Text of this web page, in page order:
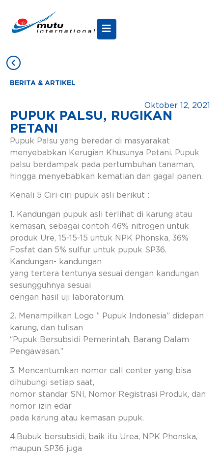
BERITA & ARTIKEL
Oktober 12, 2021
PUPUK PALSU, RUGIKAN
PETANI
Pupuk Palsu yang beredar di masyarakat
menyebabkan Kerugian Khusunya Petani. Pupuk
palsu berdampak pada pertumbuhan tanaman,
hingga menyebabkan kematian dan gagal panen.
Kenali 5 Ciri-ciri pupuk asli berikut :
1. Kandungan pupuk asli terlihat di karung atau
kemasan, sebagai contoh 46% nitrogen untuk
produk Ure, 15-15-15 untuk NPK Phonska, 36%
Fosfat dan 5% sulfur untuk pupuk SP36.
Kandungan- kandungan
yang tertera tentunya sesuai dengan kandungan
sesungguhnya sesuai
dengan hasil uji laboratorium.
2. Menampilkan Logo ” Pupuk Indonesia” didepan
karung, dan tulisan
“Pupuk Bersubsidi Pemerintah, Barang Dalam
Pengawasan.”
3. Mencantumkan nomor call center yang bisa
dihubungi setiap saat,
nomor standar SNI, Nomor Registrasi Produk, dan
nomor izin edar
pada karung atau kemasan pupuk.
4.Bubuk bersubsidi, baik itu Urea, NPK Phonska,
maupun SP36 juga